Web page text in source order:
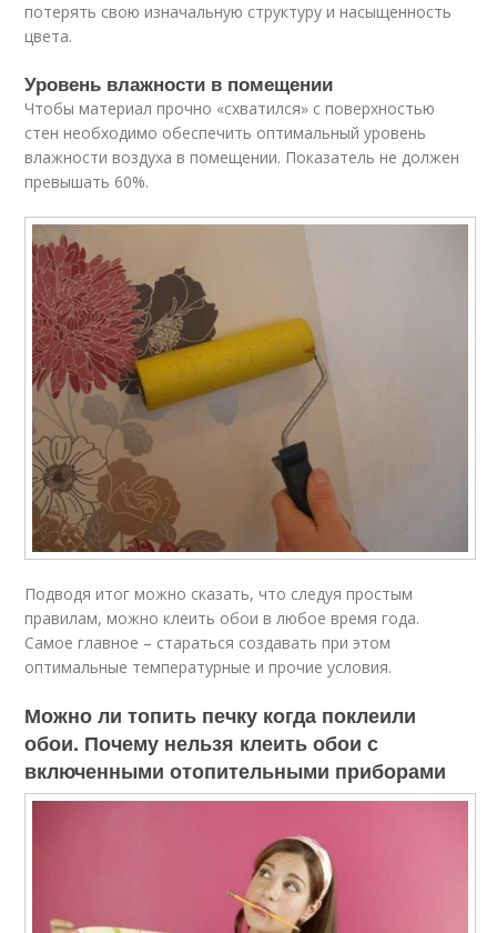
потерять свою изначальную структуру и насыщенность
цвета.
Уровень влажности в помещении
Чтобы материал прочно «схватился» с поверхностью
стен необходимо обеспечить оптимальный уровень
влажности воздуха в помещении. Показатель не должен
превышать 60%.
Подводя итог можно сказать, что следуя простым
правилам, можно клеить обои в любое время года.
Самое главное – стараться создавать при этом
оптимальные температурные и прочие условия.
Можно ли топить печку когда поклеили
обои. Почему нельзя клеить обои с
включенными отопительными приборами